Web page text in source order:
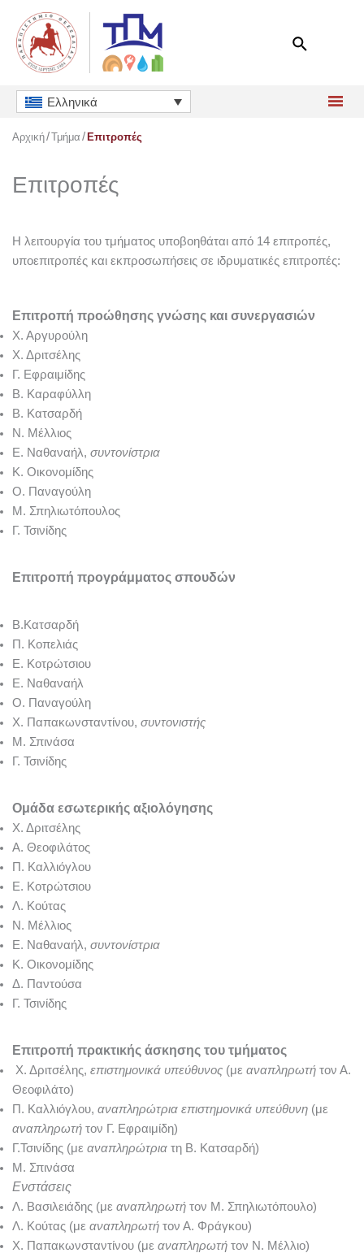
περιεχόμενο
Ελληνικά
Αρχική Τμήμα Επιτροπές
Επιτροπές
Η λειτουργία του τμήματος υποβοηθάται από 14 επιτροπές,
υποεπιτροπές και εκπροσωπήσεις σε ιδρυματικές επιτροπές:
Επιτροπή προώθησης γνώσης και συνεργασιών
Χ. Αργυρούλη
Χ. Δριτσέλης
Γ. Εφραιμίδης
Β. Καραφύλλη
Β. Κατσαρδή
Ν. Μέλλιος
Ε. Ναθαναήλ, συντονίστρια
Κ. Οικονομίδης
Ο. Παναγούλη
Μ. Σπηλιωτόπουλος
Γ. Τσινίδης
Επιτροπή προγράμματος σπουδών
Β.Κατσαρδή
Π. Κοπελιάς
Ε. Κοτρώτσιου
Ε. Ναθαναήλ
Ο. Παναγούλη
Χ. Παπακωνσταντίνου, συντονιστής
Μ. Σπινάσα
Γ. Τσινίδης
Ομάδα εσωτερικής αξιολόγησης
Χ. Δριτσέλης
Α. Θεοφιλάτος
Π. Καλλιόγλου
Ε. Κοτρώτσιου
Λ. Κούτας
Ν. Μέλλιος
Ε. Ναθαναήλ, συντονίστρια
Κ. Οικονομίδης
Δ. Παντούσα
Γ. Τσινίδης
Επιτροπή πρακτικής άσκησης του τμήματος
Χ. Δριτσέλης, επιστημονικά υπεύθυνος (με αναπληρωτή τον Α.
Θεοφιλάτο)
Π. Καλλιόγλου, αναπληρώτρια επιστημονικά υπεύθυνη (με
αναπληρωτή τον Γ. Εφραιμίδη)
Γ.Τσινίδης (με αναπληρώτρια τη Β. Κατσαρδή)
Μ. Σπινάσα
Ενστάσεις
Λ. Βασιλειάδης (με αναπληρωτή τον Μ. Σπηλιωτόπουλο)
Λ. Κούτας (με αναπληρωτή τον Α. Φράγκου)
Χ. Παπακωνσταντίνου (με αναπληρωτή τον Ν. Μέλλιο)